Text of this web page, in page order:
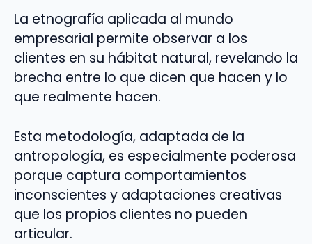
La etnografía aplicada al mundo
empresarial permite observar a los
clientes en su hábitat natural, revelando la
brecha entre lo que dicen que hacen y lo
que realmente hacen.
Esta metodología, adaptada de la
antropología, es especialmente poderosa
porque captura comportamientos
inconscientes y adaptaciones creativas
que los propios clientes no pueden
articular.